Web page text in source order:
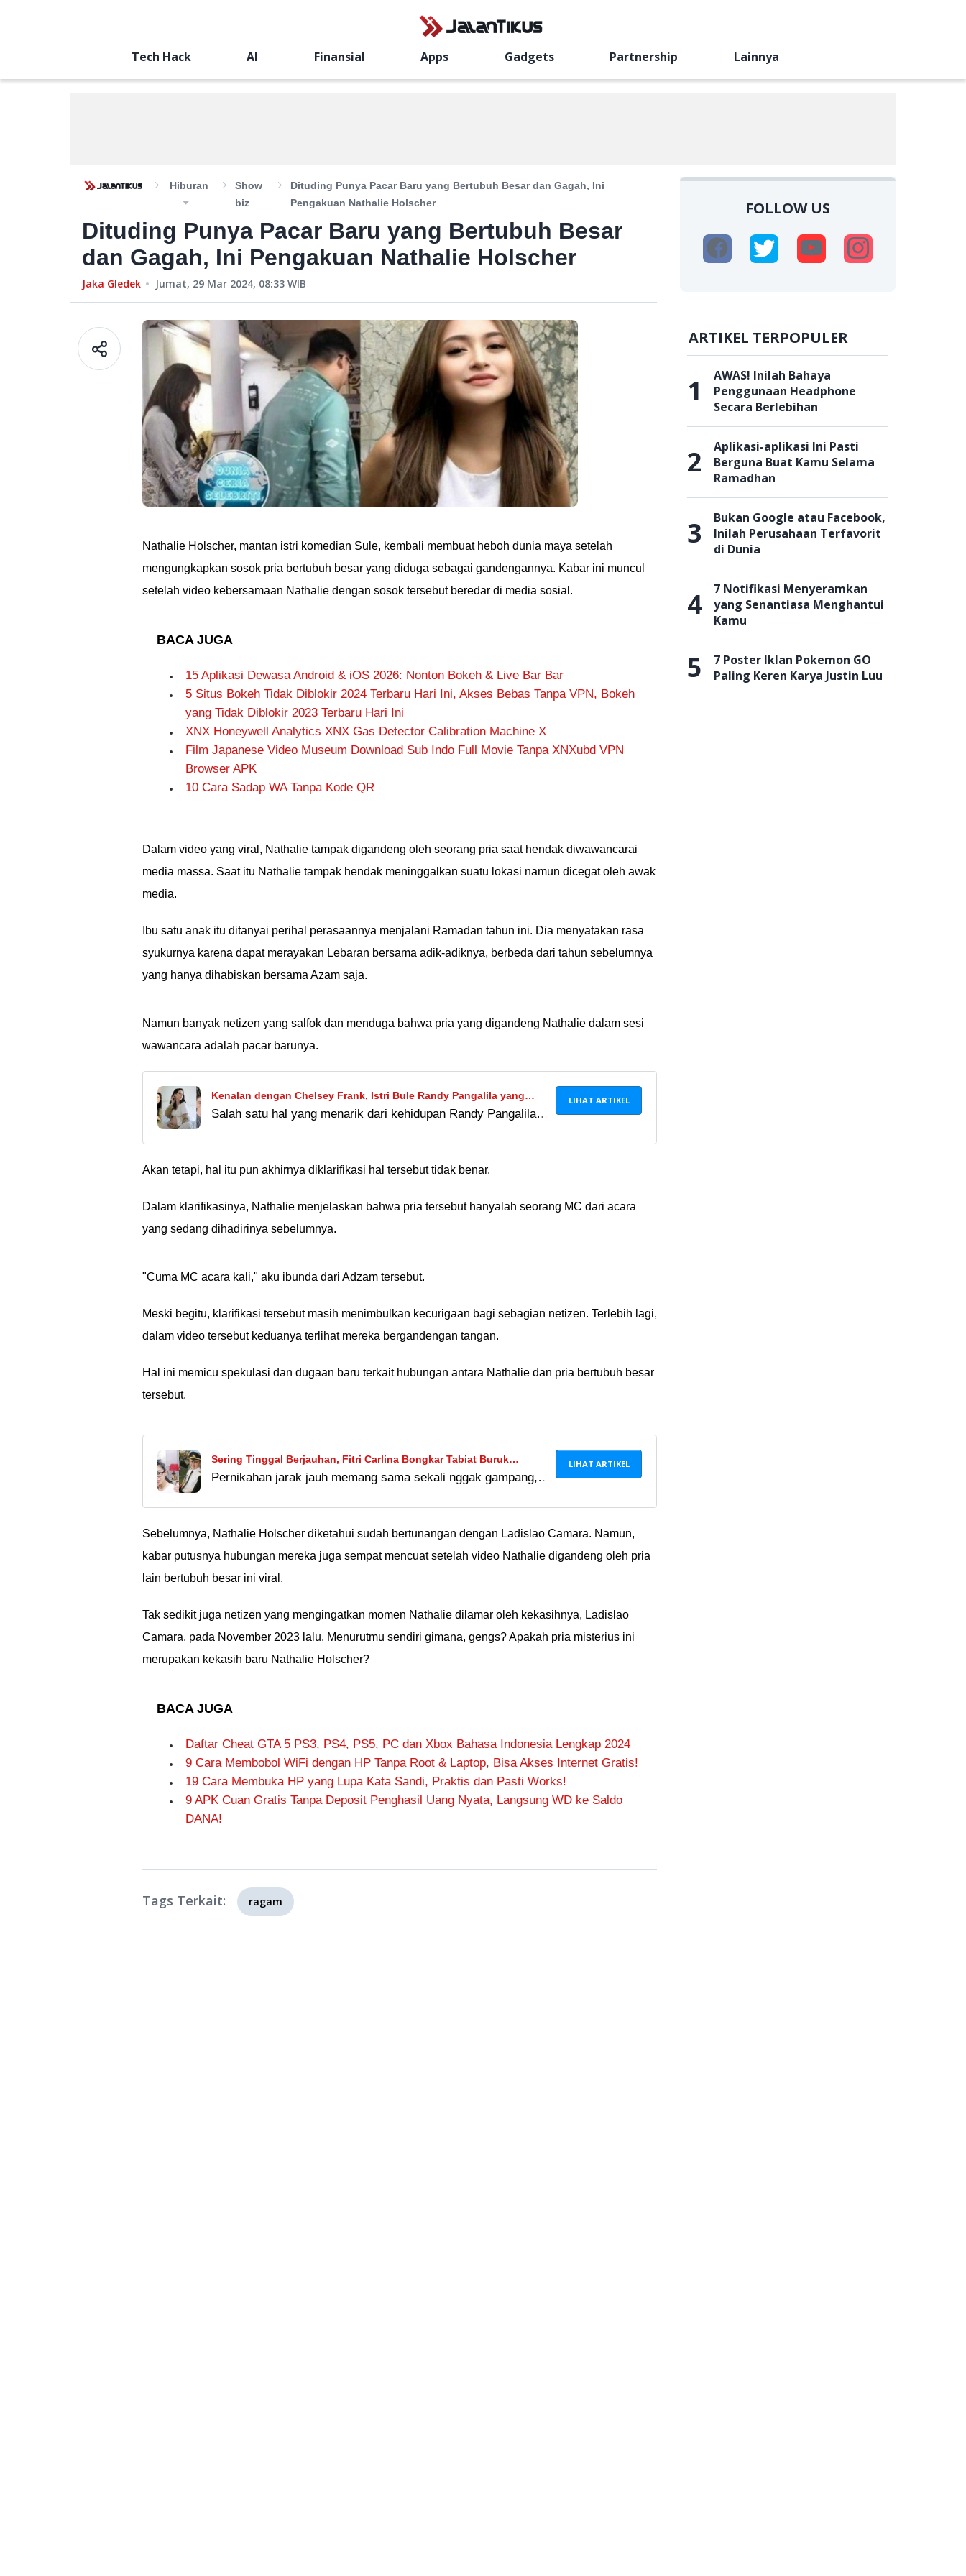
Tech Hack AI Finansial Apps Gadgets Partnership Lainnya
Hiburan
Show
Biz
Dituding Punya Pacar Baru yang Bertubuh Besar dan Gagah, Ini
Pengakuan Nathalie Holscher
Dituding Punya Pacar Baru yang Bertubuh Besar
dan Gagah, Ini Pengakuan Nathalie Holscher
Jaka Gledek Jumat, 29 Mar 2024, 08:33 WIB
Nathalie Holscher, mantan istri komedian Sule, kembali membuat heboh dunia maya setelah
mengungkapkan sosok pria bertubuh besar yang diduga sebagai gandengannya. Kabar ini muncul
setelah video kebersamaan Nathalie dengan sosok tersebut beredar di media sosial.
BACA JUGA
15 Aplikasi Dewasa Android & iOS 2026: Nonton Bokeh & Live Bar Bar
5 Situs Bokeh Tidak Diblokir 2024 Terbaru Hari Ini, Akses Bebas Tanpa VPN, Bokeh
yang Tidak Diblokir 2023 Terbaru Hari Ini
XNX Honeywell Analytics XNX Gas Detector Calibration Machine X
Film Japanese Video Museum Download Sub Indo Full Movie Tanpa XNXubd VPN
Browser APK
10 Cara Sadap WA Tanpa Kode QR
Dalam video yang viral, Nathalie tampak digandeng oleh seorang pria saat hendak diwawancarai
media massa. Saat itu Nathalie tampak hendak meninggalkan suatu lokasi namun dicegat oleh awak
media.
Ibu satu anak itu ditanyai perihal perasaannya menjalani Ramadan tahun ini. Dia menyatakan rasa
syukurnya karena dapat merayakan Lebaran bersama adik-adiknya, berbeda dari tahun sebelumnya
yang hanya dihabiskan bersama Azam saja.
Namun banyak netizen yang salfok dan menduga bahwa pria yang digandeng Nathalie dalam sesi
wawancara adalah pacar barunya.
Kenalan dengan Chelsey Frank, Istri Bule Randy Pangalila yang
Cantik Jelita dan Keibuan Banget
Salah satu hal yang menarik dari kehidupan Randy Pangalila
LIHAT ARTIKEL
Akan tetapi, hal itu pun akhirnya diklarifikasi hal tersebut tidak benar.
Dalam klarifikasinya, Nathalie menjelaskan bahwa pria tersebut hanyalah seorang MC dari acara
yang sedang dihadirinya sebelumnya.
"Cuma MC acara kali," aku ibunda dari Adzam tersebut.
Meski begitu, klarifikasi tersebut masih menimbulkan kecurigaan bagi sebagian netizen. Terlebih lagi,
dalam video tersebut keduanya terlihat mereka bergandengan tangan.
Hal ini memicu spekulasi dan dugaan baru terkait hubungan antara Nathalie dan pria bertubuh besar
tersebut.
Sering Tinggal Berjauhan, Fitri Carlina Bongkar Tabiat Buruk
Suaminya: Super Posesif pada Istri!
Pernikahan jarak jauh memang sama sekali nggak gampang,
LIHAT ARTIKEL
Sebelumnya, Nathalie Holscher diketahui sudah bertunangan dengan Ladislao Camara. Namun,
kabar putusnya hubungan mereka juga sempat mencuat setelah video Nathalie digandeng oleh pria
lain bertubuh besar ini viral.
Tak sedikit juga netizen yang mengingatkan momen Nathalie dilamar oleh kekasihnya, Ladislao
Camara, pada November 2023 lalu. Menurutmu sendiri gimana, gengs? Apakah pria misterius ini
merupakan kekasih baru Nathalie Holscher?
BACA JUGA
Daftar Cheat GTA 5 PS3, PS4, PS5, PC dan Xbox Bahasa Indonesia Lengkap 2024
9 Cara Membobol WiFi dengan HP Tanpa Root & Laptop, Bisa Akses Internet Gratis!
19 Cara Membuka HP yang Lupa Kata Sandi, Praktis dan Pasti Works!
9 APK Cuan Gratis Tanpa Deposit Penghasil Uang Nyata, Langsung WD ke Saldo
DANA!
Tags Terkait: ragam
FOLLOW US
ARTIKEL TERPOPULER
1
AWAS! Inilah Bahaya
Penggunaan Headphone
Secara Berlebihan
2
Aplikasi-aplikasi Ini Pasti
Berguna Buat Kamu Selama
Ramadhan
3
Bukan Google atau Facebook,
Inilah Perusahaan Terfavorit
di Dunia
4
7 Notifikasi Menyeramkan
yang Senantiasa Menghantui
Kamu
5
7 Poster Iklan Pokemon GO
Paling Keren Karya Justin Luu